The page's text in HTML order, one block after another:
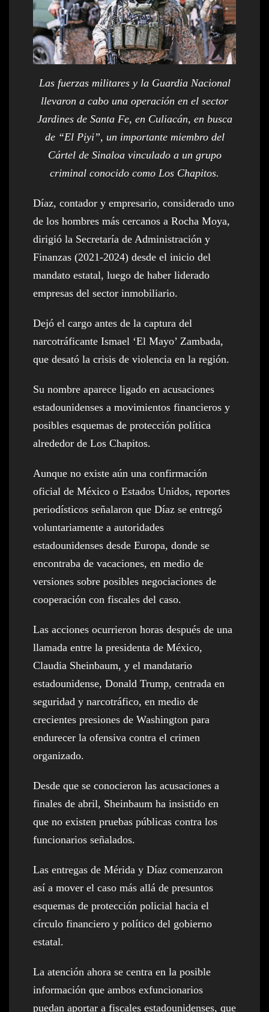
Las fuerzas militares y la Guardia Nacional
llevaron a cabo una operación en el sector
Jardines de Santa Fe, en Culiacán, en busca
de “El Piyi”, un importante miembro del
Cártel de Sinaloa vinculado a un grupo
criminal conocido como Los Chapitos.
Díaz, contador y empresario, considerado uno
de los hombres más cercanos a Rocha Moya,
dirigió la Secretaría de Administración y
Finanzas (2021-2024) desde el inicio del
mandato estatal, luego de haber liderado
empresas del sector inmobiliario.
Dejó el cargo antes de la captura del
narcotráficante Ismael ‘El Mayo’ Zambada,
que desató la crisis de violencia en la región.
Su nombre aparece ligado en acusaciones
estadounidenses a movimientos financieros y
posibles esquemas de protección política
alrededor de Los Chapitos.
Aunque no existe aún una confirmación
oficial de México o Estados Unidos, reportes
periodísticos señalaron que Díaz se entregó
voluntariamente a autoridades
estadounidenses desde Europa, donde se
encontraba de vacaciones, en medio de
versiones sobre posibles negociaciones de
cooperación con fiscales del caso.
Las acciones ocurrieron horas después de una
llamada entre la presidenta de México,
Claudia Sheinbaum, y el mandatario
estadounidense, Donald Trump, centrada en
seguridad y narcotráfico, en medio de
crecientes presiones de Washington para
endurecer la ofensiva contra el crimen
organizado.
Desde que se conocieron las acusaciones a
finales de abril, Sheinbaum ha insistido en
que no existen pruebas públicas contra los
funcionarios señalados.
Las entregas de Mérida y Díaz comenzaron
así a mover el caso más allá de presuntos
esquemas de protección policial hacia el
círculo financiero y político del gobierno
estatal.
La atención ahora se centra en la posible
información que ambos exfuncionarios
puedan aportar a fiscales estadounidenses, que